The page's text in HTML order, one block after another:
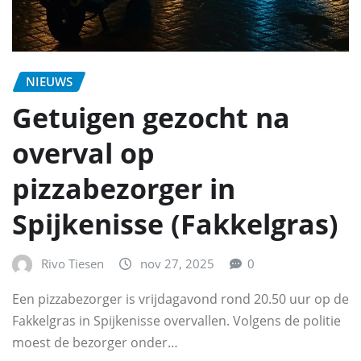
NIEUWS
Getuigen gezocht na
overval op
pizzabezorger in
Spijkenisse (Fakkelgras)
Rivo Tiesen nov 27, 2025 0
Een pizzabezorger is vrijdagavond rond 20.50 uur op de
Fakkelgras in Spijkenisse overvallen. Volgens de politie
moest de bezorger onder…